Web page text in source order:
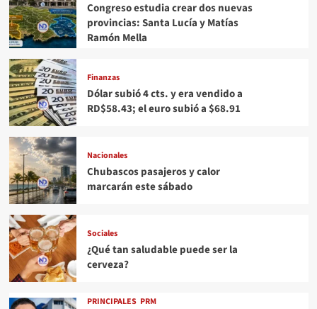
Congreso estudia crear dos nuevas
provincias: Santa Lucía y Matías
Ramón Mella
Finanzas
Dólar subió 4 cts. y era vendido a
RD$58.43; el euro subió a $68.91
Nacionales
Chubascos pasajeros y calor
marcarán este sábado
Sociales
¿Qué tan saludable puede ser la
cerveza?
PRINCIPALES PRM